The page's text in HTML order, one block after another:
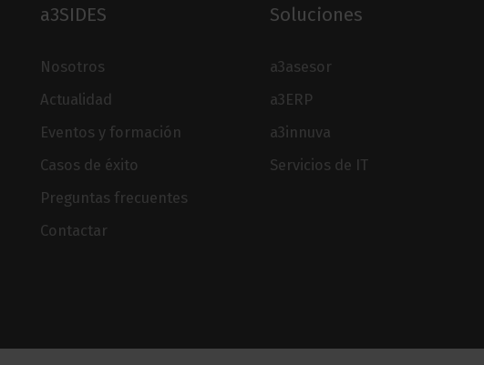
a3SIDES
Nosotros
Actualidad
Eventos y formación
Casos de éxito
Preguntas frecuentes
Contactar
Soluciones
a3asesor
a3ERP
a3innuva
Servicios de IT